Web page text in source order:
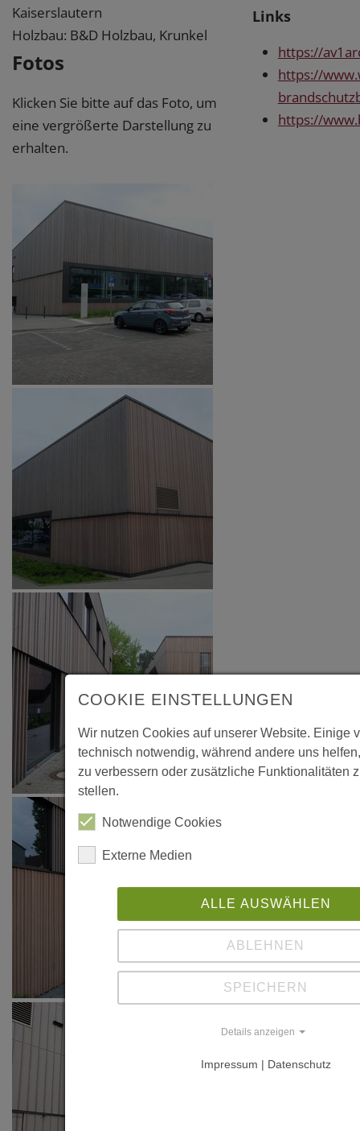
Kaiserslautern
Holzbau: B&D Holzbau, Krunkel
Fotos
Klicken Sie bitte auf das Foto, um
eine vergrößerte Darstellung zu
erhalten.
Links
https://
https://
https://
COOKIE EINSTELLUNGEN
Wir nutzen Cookies auf unserer Website. Einige
technisch notwendig, während andere uns
zu verbessern oder zusätzliche Funktionalitäten
stellen.
Notwendige Cookies
Externe Medien
ALLE AUSWÄHLEN
ABLEHNEN
SPEICHERN
Details anzeigen
Impressum | Datenschutz